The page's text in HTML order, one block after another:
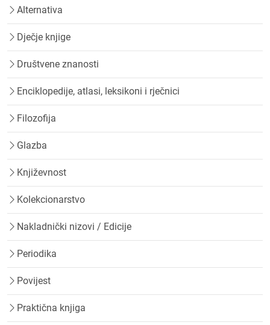
Alternativa
Dječje knjige
Društvene znanosti
Enciklopedije, atlasi, leksikoni i rječnici
Filozofija
Glazba
Književnost
Kolekcionarstvo
Nakladnički nizovi / Edicije
Periodika
Povijest
Praktična knjiga